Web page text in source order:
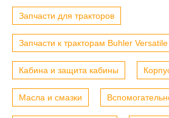
Запчасти для тракторов
Запчасти к тракторам Buhler
Кабина и защита кабины
Масла и смазки